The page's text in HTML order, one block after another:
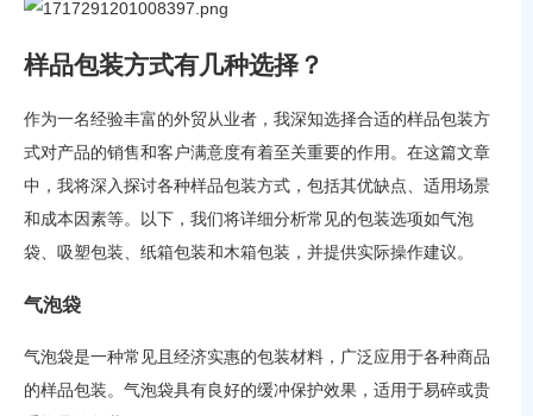
样品包装方式有几种选择？
作为一名经验丰富的外贸从业者，我深知选择合适的样品包装方
式对产品的销售和客户满意度有着至关重要的作用。在这篇文章
中，我将深入探讨各种样品包装方式，包括其优缺点、适用场景
和成本因素等。以下，我们将详细分析常见的包装选项如气泡
袋、吸塑包装、纸箱包装和木箱包装，并提供实际操作建议。
气泡袋
气泡袋是一种常见且经济实惠的包装材料，广泛应用于各种商品
的样品包装。气泡袋具有良好的缓冲保护效果，适用于易碎或贵